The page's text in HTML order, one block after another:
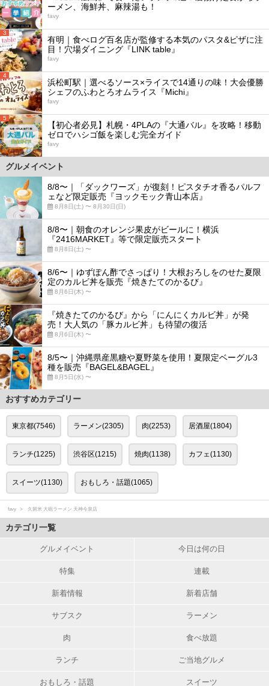
ーメン、海鮮丼、麻辣湯も！
favy
3
有明｜食べログ百名店が監修する本気のパスタ&ピザに注
目！穴場ダイニング『LINK table』
favy
4
浜松町駅｜選べるソース×ライスで14通りの味！大会優勝
シェフのふわとろオムライス『Michi』
favy
5
【初心者必見】札幌・4PLAの『大通バル』を攻略！移動
ゼロでハシゴ飯を楽しむ完全ガイド
favy
グルメイベント
8/8〜｜「ダックワーズ」が復刻！ピスタチオ香るパルフ
ェなど限定販売『ヨックモック青山本店』
8月8日(土) 〜 8月30日(日)
8/8〜｜朝食のオレンジ果皮がビールに！横浜
『2416MARKET』等で限定販売スタート
8月8日(土) 〜
8/6〜｜ゆずぽん酢でさっぱり！大根おろしをのせた夏限
定のカルビ丼を販売『焼きたてのかるび』
8月6日(木) 〜
『焼きたてのかるび』から「にんにくカルビ丼」が発
売！大人気の「豚カルビ丼」も待望の復活
8月6日(木) 〜
8/5〜｜沖縄県産黒糖や夏野菜を使用！夏限定ベーグル3
種を販売『BAGEL&BAGEL』
8月5日(水) 〜
おすすめカテゴリー
東京都(7546) ラーメン(2305) 肉(2253) 居酒屋(1804)
ランチ(1225) 渋谷区(1215) 焼肉(1138) カフェ(1130)
スイーツ(1130) おもしろ・話題(1065)
favy 久留米 大砲ラーメン 天神今泉店
カテゴリ一覧
グルメイベント 今日は何の日
特集 連載
新着情報 新着店舗
サブスク ラーメン
肉 食べ放題
ランチ ご当地グルメ
おもしろ・話題 スイーツ